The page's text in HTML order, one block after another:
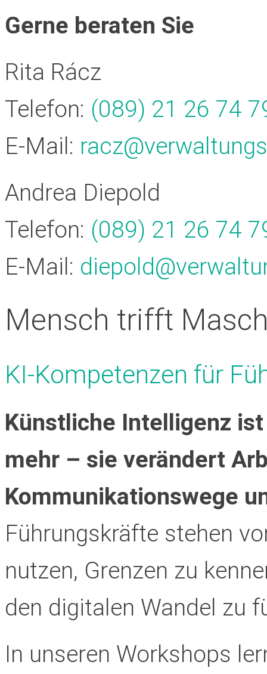
Gerne beraten Sie
Rita Rácz
Telefon: (089) 21 26 74
E-Mail:
Andrea Diepold
Telefon: (089) 21 26 74
E-Mail:
Mensch trifft
KI-Kompetenzen für
Künstliche Intelligenz
mehr – sie verändert
Kommunikationswege
Führungskräfte stehen
nutzen, Grenzen zu
den digitalen Wandel zu
In unseren Workshops